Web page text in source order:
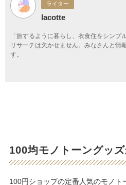
ライター
lacotte
「旅するように暮らし、衣食住をシン
リサーチは欠かせません。みなさんと情
す。
100均モノトーングッ
100円ショップの定番人気のモノト